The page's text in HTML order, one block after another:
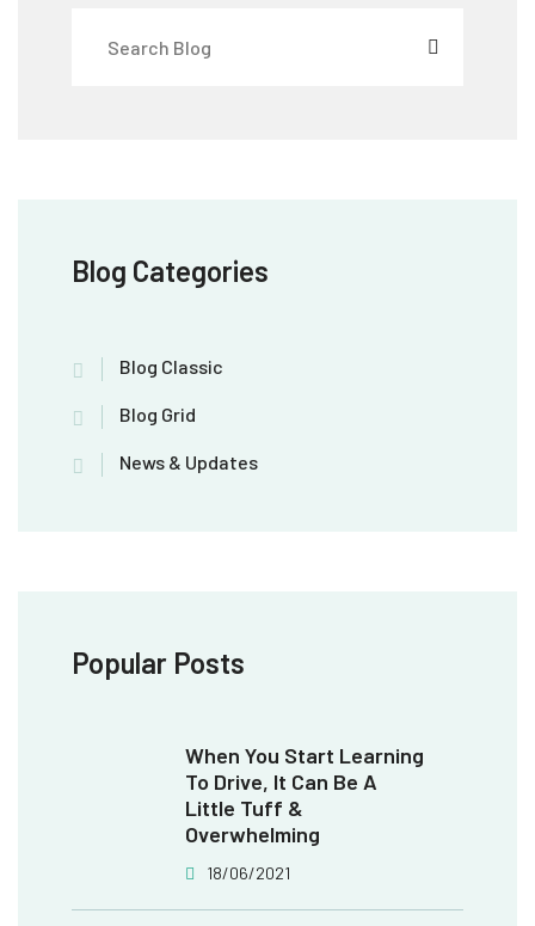
Blog Categories
Blog Classic
Blog Grid
News & Updates
Popular Posts
When You Start Learning
To Drive, It Can Be A
Little Tuff &
Overwhelming
18/06/2021